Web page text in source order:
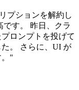
プションを解約し
す。 昨日、クラ
ロンプトを投げて
。 さらに、UI が
"